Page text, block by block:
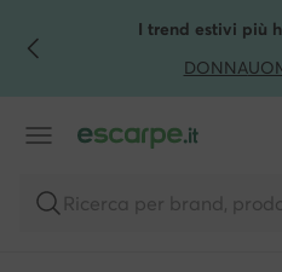
VAI AL CONTENUTO
VAI ALLA RICERCAI trend estivi più
DONNA
Ricerca per brand,